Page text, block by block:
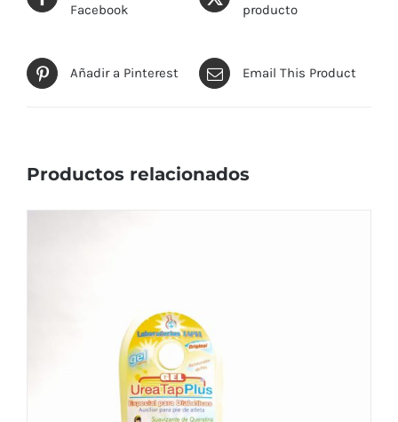
Facebook
producto
Añadir a Pinterest Email This Product
Productos relacionados